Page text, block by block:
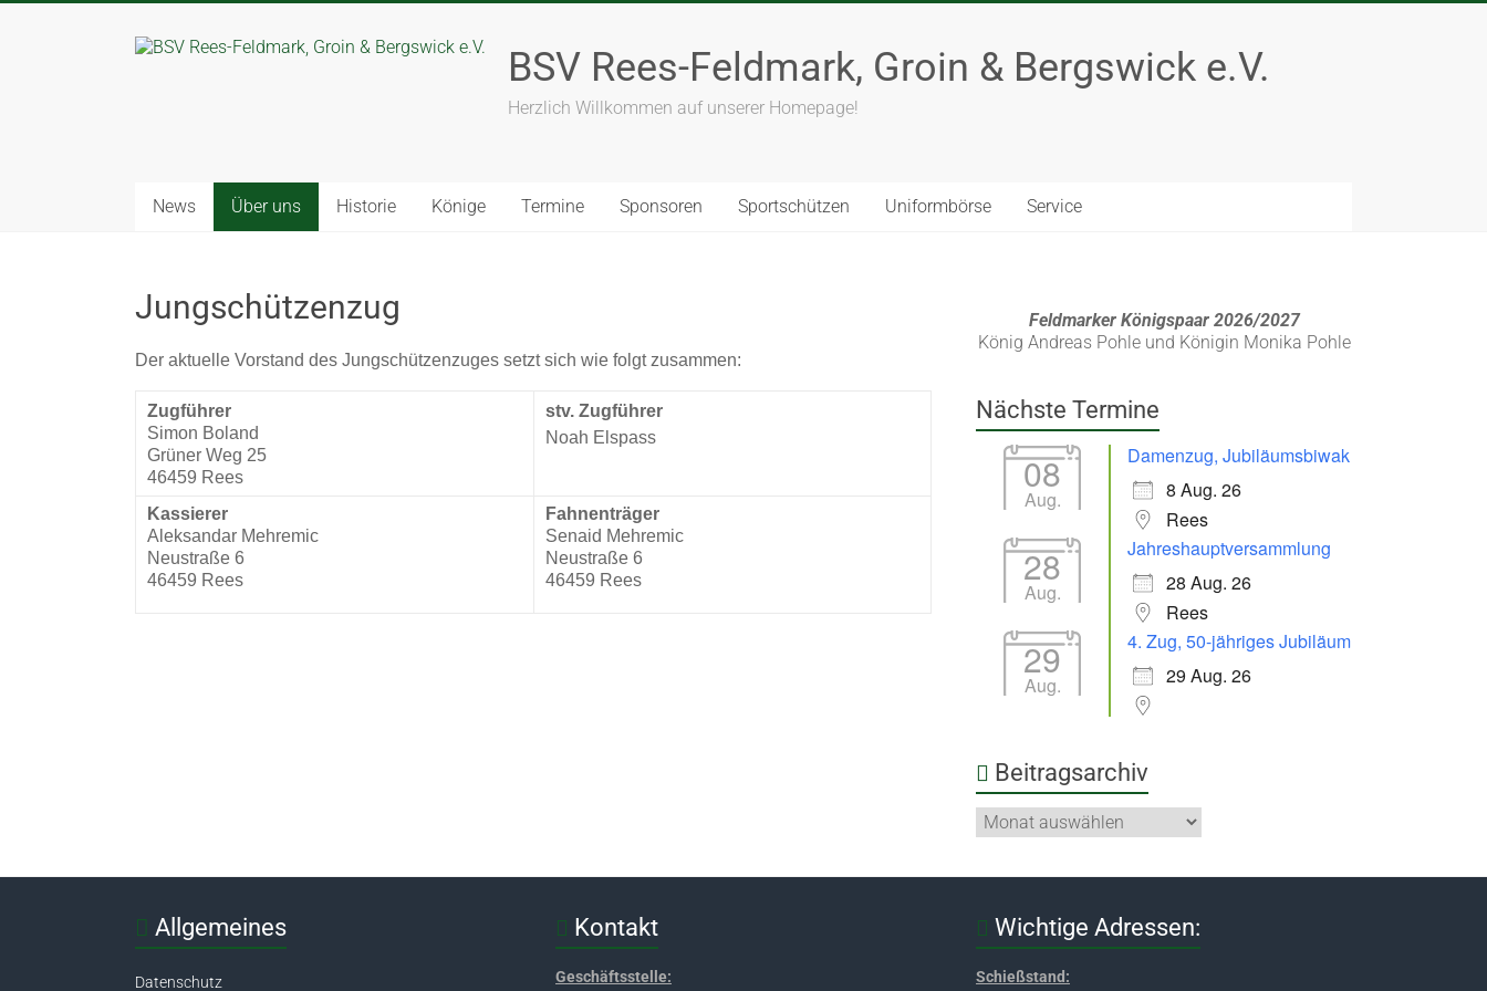
BSV Rees-Feldmark, Groin & Bergswick e.V.
Herzlich Willkommen auf unserer Homepage!
News Über uns Historie Könige Termine Sponsoren Sportschützen Uniformbörse Service
Jungschützenzug
Der aktuelle Vorstand des Jungschützenzuges setzt sich wie folgt zusammen:
Zugführer
Simon Boland
Grüner Weg 25
46459 Rees
stv. Zugführer
Noah Elspass
Kassierer
Aleksandar Mehremic
Neustraße 6
46459 Rees
Fahnenträger
Senaid Mehremic
Neustraße 6
46459 Rees
Feldmarker Königspaar 2026/2027
König Andreas Pohle und Königin Monika Pohle
Nächste Termine
08
Aug.
Damenzug, Jubiläumsbiwak
8 Aug. 26
Rees
28
Aug.
Jahreshauptversammlung
28 Aug. 26
Rees
29
Aug.
4. Zug, 50-jähriges Jubiläum
29 Aug. 26
Beitragsarchiv
Allgemeines
Datenschutz
Kontakt
Geschäftsstelle:
Wichtige Adressen:
Schießstand: